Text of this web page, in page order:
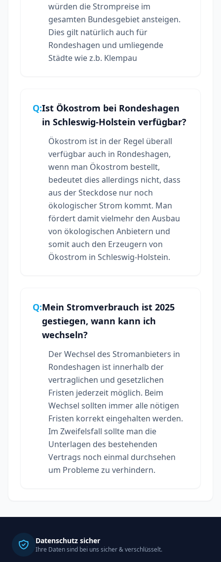
würden die Strompreise im
gesamten Bundesgebiet ansteigen.
Dies gilt natürlich auch für
Rondeshagen und umliegende
Städte wie z.b. Klempau
Q:Ist Ökostrom bei Rondeshagen
in Schleswig-Holstein verfügbar?
Ökostrom ist in der Regel überall
verfügbar auch in Rondeshagen,
wenn man Ökostrom bestellt,
bedeutet dies allerdings nicht, dass
aus der Steckdose nur noch
ökologischer Strom kommt. Man
fördert damit vielmehr den Ausbau
von ökologischen Anbietern und
somit auch den Erzeugern von
Ökostrom in Schleswig-Holstein.
Q:Mein Stromverbrauch ist 2025
gestiegen, wann kann ich
wechseln?
Der Wechsel des Stromanbieters in
Rondeshagen ist innerhalb der
vertraglichen und gesetzlichen
Fristen jederzeit möglich. Beim
Wechsel sollten immer alle nötigen
Fristen korrekt eingehalten werden.
Im Zweifelsfall sollte man die
Unterlagen des bestehenden
Vertrags noch einmal durchsehen
um Probleme zu verhindern.
Datenschutz sicher
Ihre Daten sind bei uns sicher & verschlüsselt.